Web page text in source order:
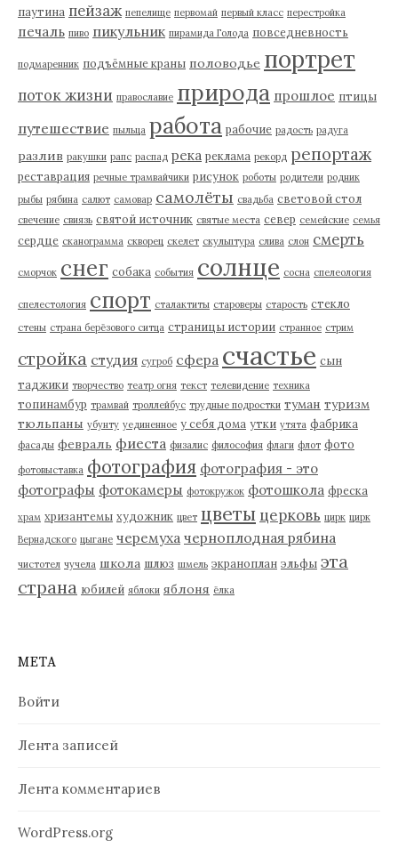
паутина пейзаж пепелище первомай первый класс перестройка
печаль пиво пикульник пирамида Голода повседневность
подмаренник подъёмные краны половодье портрет
поток жизни православие природа прошлое птицы
путешествие пыльца работа рабочие радость радуга
разлив ракушки рапс распад река реклама рекорд репортаж
реставрация речные трамвайчики рисунок роботы родители родник
рыбы рябина салют самовар самолёты свадьба световой стол
свечение свиязь святой источник святые места север семейские семья
сердце сканограмма скворец скелет скульптура слива слон смерть
сморчок снег собака события солнце сосна спелеология
спелестология спорт сталактиты староверы старость стекло
стены страна берёзового ситца страницы истории странное стрим
стройка студия сугроб сфера счастье сын
таджики творчество театр огня текст телевидение техника
топинамбур трамвай троллейбус трудные подростки туман туризм
тюльпаны убунту уединенное у себя дома утки утята фабрика
фасады февраль фиеста физалис философия флаги флот фото
фотовыставка фотография фотография - это
фотографы фотокамеры фотокружок фотошкола фреска
храм хризантемы художник цвет цветы церковь цирк цирк
Вернадского цыгане черемуха черноплодная рябина
чистотел чучела школа шлюз шмель экраноплан эльфы эта
страна юбилей яблоки яблоня ёлка
МЕТА
Войти
Лента записей
Лента комментариев
WordPress.org